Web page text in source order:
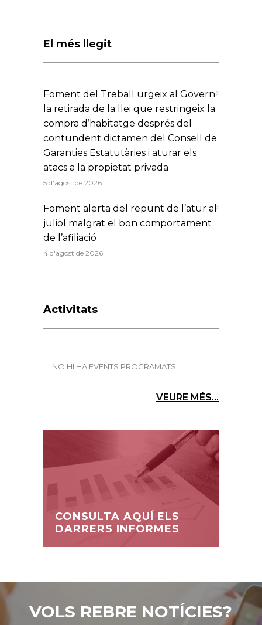
El més llegit
Foment del Treball urgeix al Govern
la retirada de la llei que restringeix la
compra d’habitatge després del
contundent dictamen del Consell de
Garanties Estatutàries i aturar els
atacs a la propietat privada
5 d'agost de 2026
Foment alerta del repunt de l’atur al
juliol malgrat el bon comportament
de l’afiliació
4 d'agost de 2026
Activitats
NO HI HA EVENTS PROGRAMATS
VEURE MÉS...
CONSULTA AQUÍ ELS
DARRERS INFORMES
VOLS REBRE NOTÍCIES?